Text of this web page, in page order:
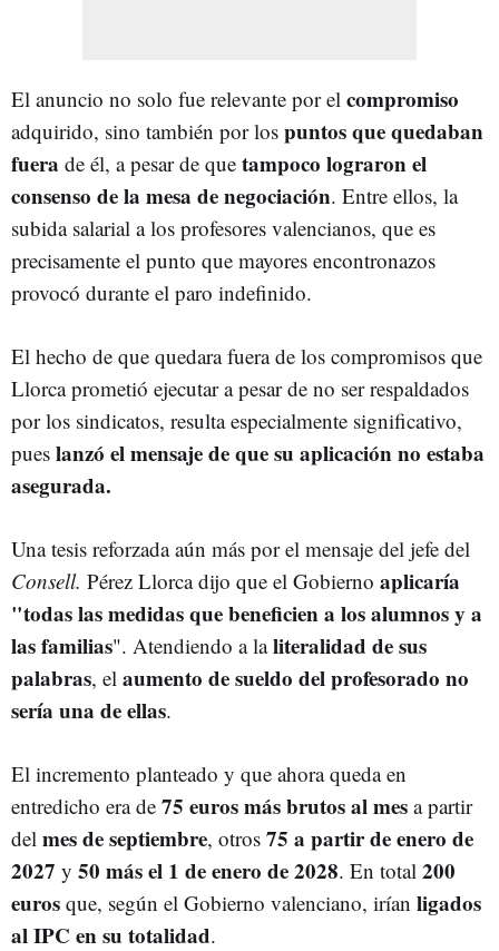
El anuncio no solo fue relevante por el compromiso
adquirido, sino también por los puntos que quedaban
fuera de él, a pesar de que tampoco lograron el
consenso de la mesa de negociación. Entre ellos, la
subida salarial a los profesores valencianos, que es
precisamente el punto que mayores encontronazos
provocó durante el paro indefinido.
El hecho de que quedara fuera de los compromisos que
Llorca prometió ejecutar a pesar de no ser respaldados
por los sindicatos, resulta especialmente significativo,
pues lanzó el mensaje de que su aplicación no estaba
asegurada.
Una tesis reforzada aún más por el mensaje del jefe del
Consell. Pérez Llorca dijo que el Gobierno aplicaría
"todas las medidas que beneficien a los alumnos y a
las familias". Atendiendo a laliteralidad de sus
palabras, el aumento de sueldo del profesorado no
sería una de ellas.
El incremento planteado y que ahora queda en
entredicho era de 75 euros más brutos al mes a partir
del mes de septiembre, otros 75 a partir de enero de
2027 y 50 más el 1 de enero de 2028. En total 200
euros que, según el Gobierno valenciano, irían ligados
al IPC en su totalidad.